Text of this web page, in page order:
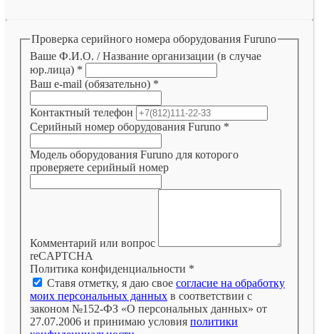
Проверка серийного номера оборудования Furuno
Ваше Ф.И.О. / Название организации (в случае
юр.лица) *
Ваш e-mail (обязательно) *
Контактный телефон
Серийный номер оборудования Furuno *
Модель оборудования Furuno для которого
проверяете серийный номер
Комментарий или вопрос
reCAPTCHA
Политика конфиденциальности *
Ставя отметку, я даю свое согласие на обработку
моих персональных данных в соответствии с
законом №152-ФЗ «О персональных данных» от
27.07.2006 и принимаю условия политики